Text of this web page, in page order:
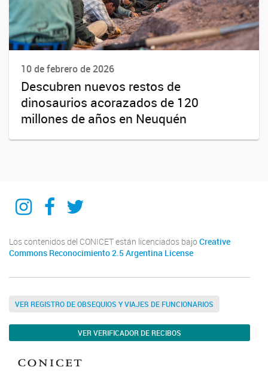
10 de febrero de 2026
Descubren nuevos restos de
dinosaurios acorazados de 120
millones de años en Neuquén
IIPGIIPG
IIPG
Los contenidos del CONICET están licenciados bajo Creative
Commons Reconocimiento 2.5 Argentina License
VER REGISTRO DE OBSEQUIOS Y VIAJES DE FUNCIONARIOS
VER VERIFICADOR DE RECIBOS